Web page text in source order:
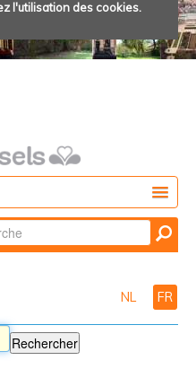
l'utilisation des cookies.
par
NL FR